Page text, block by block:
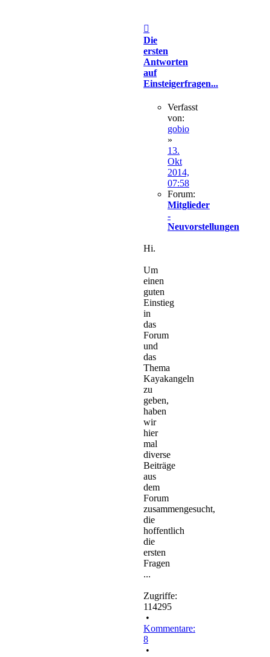
Die
ersten
Antworten
auf
Einsteigerfragen...
Verfasst
von:
gobio
»
13.
Okt
2014,
07:58
Forum:
Mitglieder
-
Neuvorstellungen
Hi.
Um
einen
guten
Einstieg
in
das
Forum
und
das
Thema
Kayakangeln
zu
geben,
haben
wir
hier
mal
diverse
Beiträge
aus
dem
Forum
zusammengesucht,
die
hoffentlich
die
ersten
Fragen
...
Zugriffe:
114295
•
Kommentare:
8
•